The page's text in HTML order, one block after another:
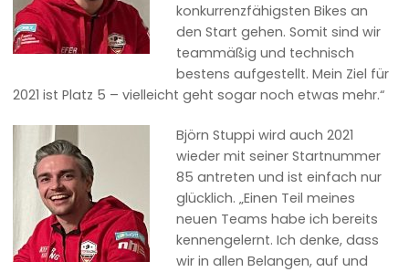
konkurrenzfähigsten Bikes an
den Start gehen. Somit sind wir
teammäßig und technisch
bestens aufgestellt. Mein Ziel für
2021 ist Platz 5 – vielleicht geht sogar noch etwas mehr.“
Björn Stuppi wird auch 2021
wieder mit seiner Startnummer
85 antreten und ist einfach nur
glücklich. „Einen Teil meines
neuen Teams habe ich bereits
kennengelernt. Ich denke, dass
wir in allen Belangen, auf und